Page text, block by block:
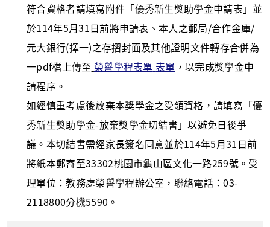
符合資格者請填寫附件「優秀新生獎助學金申請表」並
於114年5月31日前將申請表、本人之郵局/合作金庫/
元大銀行(擇一)之存摺封面及其他證明文件轉存合併為
一pdf檔上傳至 榮譽學程表單 表單 ，以完成獎學金申
請程序。
如經慎重考慮後放棄本獎學金之受領資格，請填寫「優
秀新生獎助學金-放棄獎學金切結書」以避免日後爭
議。本切結書需經家長簽名同意並於114年5月31日前
將紙本郵寄至33302桃園市龜山區文化一路259號。受
理單位：教務處榮譽學程辦公室，聯絡電話：03-
2118800分機5590。